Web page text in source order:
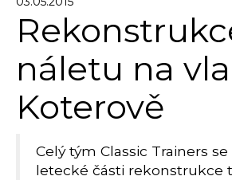
náletu na
Koterově
Celý tým Classic Trainers
letecké části rekonstrukce